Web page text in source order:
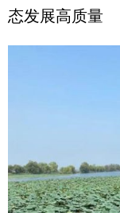
态发展高质量